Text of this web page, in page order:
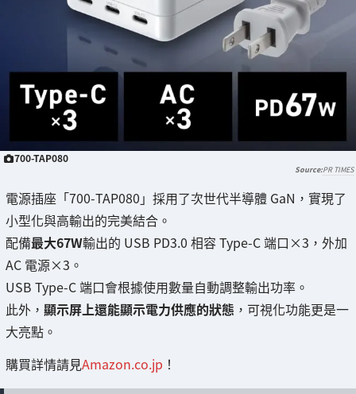
700-TAP080
PR TIMES
電源插座「700-TAP080」採用了次世代半導體 GaN，實現了
小型化與高輸出的完美結合。
配備最大67W輸出的 USB PD3.0 相容 Type-C 端口×3，外加
AC 電源×3。
USB Type-C 端口會根據使用數量自動調整輸出功率。
此外， 顯示屏上還能顯示電力供應的狀態 ，可視化功能更是一
大亮點。
購買詳情請見Amazon.co.jp ！